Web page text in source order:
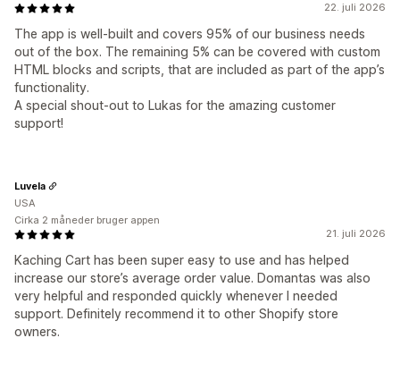
22. juli 2026
The app is well-built and covers 95% of our business needs
out of the box. The remaining 5% can be covered with custom
HTML blocks and scripts, that are included as part of the app’s
functionality.
A special shout-out to Lukas for the amazing customer
support!
21. juli 2026
Kaching Cart has been super easy to use and has helped
increase our store’s average order value. Domantas was also
very helpful and responded quickly whenever I needed
support. Definitely recommend it to other Shopify store
owners.
Luvela
USA
Cirka 2 måneder bruger appen